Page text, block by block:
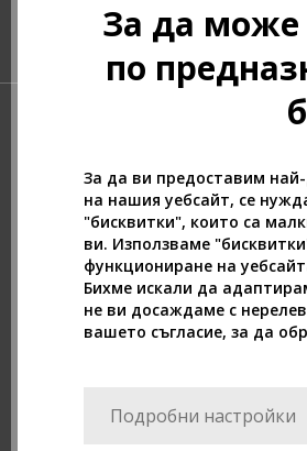
За да може
по
За да ви предоставим
на нашия уебсайт, се
"бисквитки", които са
ви. Използваме
функциониране на
Бихме искали да
не ви досаждаме с
вашето съгласие, за да
Подробни настройки